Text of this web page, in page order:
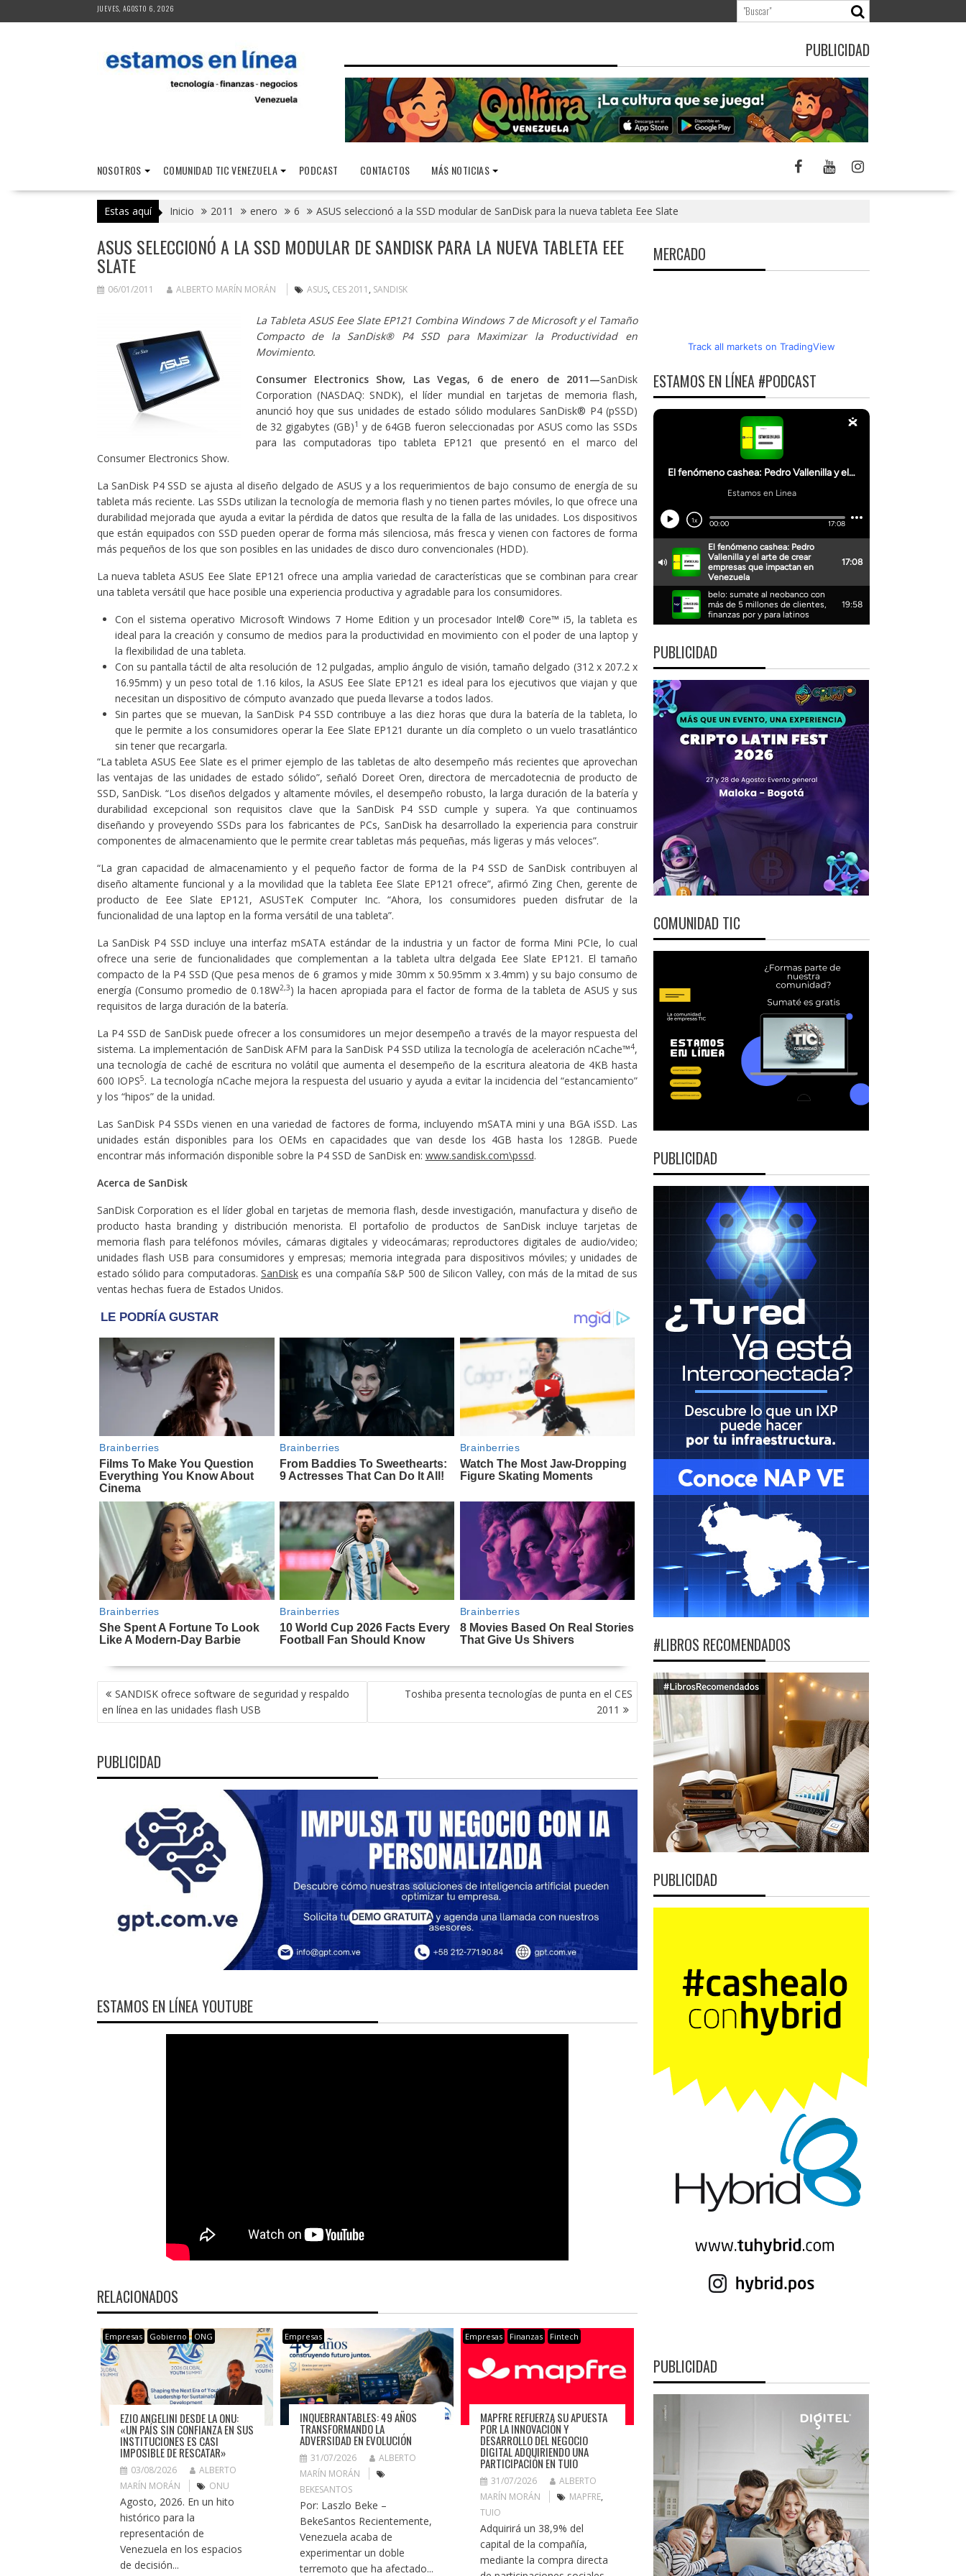
al
JUEVES, AGOSTO 6, 2026
PUBLICIDAD
NOSOTROS COMUNIDAD TIC VENEZUELA PODCAST CONTACTOS MÁS NOTICIAS
Estas aquí Inicio 2011 enero 6 ASUS seleccionó a la SSD modular de SanDisk para la nueva tableta Eee Slate
ASUS SELECCIONÓ A LA SSD MODULAR DE SANDISK PARA LA NUEVA TABLETA EEE
SLATE
06/01/2011 ALBERTO MARÍN MORÁN ASUS, CES 2011 , SANDISK
La Tableta ASUS Eee Slate EP121 Combina Windows 7 de Microsoft y el Tamaño
Compacto de la SanDisk® P4 SSD para Maximizar la Productividad en
Movimiento.
Consumer Electronics Show, Las Vegas, 6 de enero de 2011—SanDisk
Corporation (NASDAQ: SNDK), el líder mundial en tarjetas de memoria flash,
anunció hoy que sus unidades de estado sólido modulares SanDisk® P4 (pSSD)
de 32 gigabytes (GB)1 y de 64GB fueron seleccionadas por ASUS como las SSDs
para las computadoras tipo tableta EP121 que presentó en el marco del
Consumer Electronics Show.
La SanDisk P4 SSD se ajusta al diseño delgado de ASUS y a los requerimientos de bajo consumo de energía de su
tableta más reciente. Las SSDs utilizan la tecnología de memoria flash y no tienen partes móviles, lo que ofrece una
durabilidad mejorada que ayuda a evitar la pérdida de datos que resulta de la falla de las unidades. Los dispositivos
que están equipados con SSD pueden operar de forma más silenciosa, más fresca y vienen con factores de forma
más pequeños de los que son posibles en las unidades de disco duro convencionales (HDD).
La nueva tableta ASUS Eee Slate EP121 ofrece una amplia variedad de características que se combinan para crear
una tableta versátil que hace posible una experiencia productiva y agradable para los consumidores.
Con el sistema operativo Microsoft Windows 7 Home Edition y un procesador Intel® Core™ i5, la tableta es
ideal para la creación y consumo de medios para la productividad en movimiento con el poder de una laptop y
la flexibilidad de una tableta.
Con su pantalla táctil de alta resolución de 12 pulgadas, amplio ángulo de visión, tamaño delgado (312 x 207.2 x
16.95mm) y un peso total de 1.16 kilos, la ASUS Eee Slate EP121 es ideal para los ejecutivos que viajan y que
necesitan un dispositivo de cómputo avanzado que pueda llevarse a todos lados.
Sin partes que se muevan, la SanDisk P4 SSD contribuye a las diez horas que dura la batería de la tableta, lo
que le permite a los consumidores operar la Eee Slate EP121 durante un día completo o un vuelo trasatlántico
sin tener que recargarla.
“La tableta ASUS Eee Slate es el primer ejemplo de las tabletas de alto desempeño más recientes que aprovechan
las ventajas de las unidades de estado sólido”, señaló Doreet Oren, directora de mercadotecnia de producto de
SSD, SanDisk. “Los diseños delgados y altamente móviles, el desempeño robusto, la larga duración de la batería y
durabilidad excepcional son requisitos clave que la SanDisk P4 SSD cumple y supera. Ya que continuamos
diseñando y proveyendo SSDs para los fabricantes de PCs, SanDisk ha desarrollado la experiencia para construir
componentes de almacenamiento que le permite crear tabletas más pequeñas, más ligeras y más veloces”.
“La gran capacidad de almacenamiento y el pequeño factor de forma de la P4 SSD de SanDisk contribuyen al
diseño altamente funcional y a la movilidad que la tableta Eee Slate EP121 ofrece”, afirmó Zing Chen, gerente de
producto de Eee Slate EP121, ASUSTeK Computer Inc. “Ahora, los consumidores pueden disfrutar de la
funcionalidad de una laptop en la forma versátil de una tableta”.
La SanDisk P4 SSD incluye una interfaz mSATA estándar de la industria y un factor de forma Mini PCIe, lo cual
ofrece una serie de funcionalidades que complementan a la tableta ultra delgada Eee Slate EP121. El tamaño
compacto de la P4 SSD (Que pesa menos de 6 gramos y mide 30mm x 50.95mm x 3.4mm) y su bajo consumo de
energía (Consumo promedio de 0.18W2,3) la hacen apropiada para el factor de forma de la tableta de ASUS y sus
requisitos de larga duración de la batería.
La P4 SSD de SanDisk puede ofrecer a los consumidores un mejor desempeño a través de la mayor respuesta del
sistema. La implementación de SanDisk AFM para la SanDisk P4 SSD utiliza la tecnología de aceleración nCache™4,
una tecnología de caché de escritura no volátil que aumenta el desempeño de la escritura aleatoria de 4KB hasta
600 IOPS5. La tecnología nCache mejora la respuesta del usuario y ayuda a evitar la incidencia del “estancamiento”
y los “hipos” de la unidad.
Las SanDisk P4 SSDs vienen en una variedad de factores de forma, incluyendo mSATA mini y una BGA iSSD. Las
unidades están disponibles para los OEMs en capacidades que van desde los 4GB hasta los 128GB. Puede
encontrar más información disponible sobre la P4 SSD de SanDisk en: www.sandisk.com\pssd.
Acerca de SanDisk
SanDisk Corporation es el líder global en tarjetas de memoria flash, desde investigación, manufactura y diseño de
producto hasta branding y distribución menorista. El portafolio de productos de SanDisk incluye tarjetas de
memoria flash para teléfonos móviles, cámaras digitales y videocámaras; reproductores digitales de audio/video;
unidades flash USB para consumidores y empresas; memoria integrada para dispositivos móviles; y unidades de
estado sólido para computadoras. SanDiskes una compañía S&P 500 de Silicon Valley, con más de la mitad de sus
ventas hechas fuera de Estados Unidos.
NAVEGACIÓN
DE
ENTRADAS
SANDISK ofrece software de seguridad y respaldo
en línea en las unidades flash USB
Toshiba presenta tecnologías de punta en el CES
2011
PUBLICIDAD
ESTAMOS EN LÍNEA YOUTUBE
RELACIONADOS
Empresas Gobierno ONG
EZIO ANGELINI DESDE LA ONU:
«UN PAÍS SIN CONFIANZA EN SUS
INSTITUCIONES ES CASI
IMPOSIBLE DE RESCATAR»
03/08/2026
ALBERTO
MARÍN MORÁN
ONU
Agosto, 2026. En un hito
histórico para la
representación de
Venezuela en los espacios
de decisión...
Empresas
INQUEBRANTABLES: 49 AÑOS
TRANSFORMANDO LA
ADVERSIDAD EN EVOLUCIÓN
31/07/2026
ALBERTO
MARÍN MORÁN
BEKESANTOS
Por: Laszlo Beke –
BekeSantos Recientemente,
Venezuela acaba de
experimentar un doble
terremoto que ha afectado...
Empresas Finanzas Fintech
MAPFRE REFUERZA SU APUESTA
POR LA INNOVACIÓN Y
DESARROLLO DEL NEGOCIO
DIGITAL ADQUIRIENDO UNA
PARTICIPACIÓN EN TUIO
31/07/2026
ALBERTO
MARÍN MORÁN
MAPFRE,
TUIO
Adquirirá un 38,9% del
capital de la compañía,
mediante la compra directa
MERCADO
Track all markets on TradingView
ESTAMOS EN LÍNEA #PODCAST
PUBLICIDAD
COMUNIDAD TIC
PUBLICIDAD
#LIBROS RECOMENDADOS
PUBLICIDAD
PUBLICIDAD